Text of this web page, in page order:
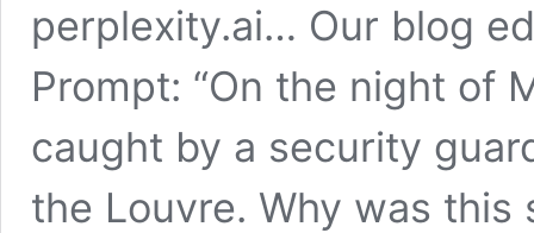
perplexity.ai… Our blog
Prompt: “On the night of
caught by a security
the Louvre. Why was